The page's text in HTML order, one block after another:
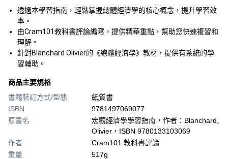
透過本學習指南，輕鬆掌握總體經濟學的核心概念，提升學習效
率。
由Cram101教科書評論編寫，提供精華重點，幫助您快速複習和
理解。
針對Blanchard Olivier的《總體經濟學》教材，提供有系統的學
習輔助。
商品主要規格
書籍裝訂方式/型態
紙質書
ISBN
9781497069077
原書名
宏觀經濟學學習指南，作者：Blanchard,
Olivier，ISBN 9780133103069
作者
Cram101 教科書評論
重量
517g